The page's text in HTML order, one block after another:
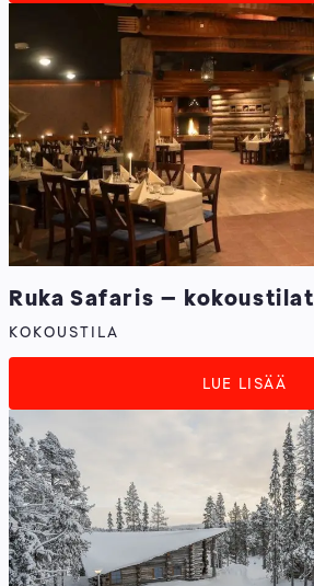
Ruka Safaris – kokoustilat
KOKOUSTILA
LUE LISÄÄ